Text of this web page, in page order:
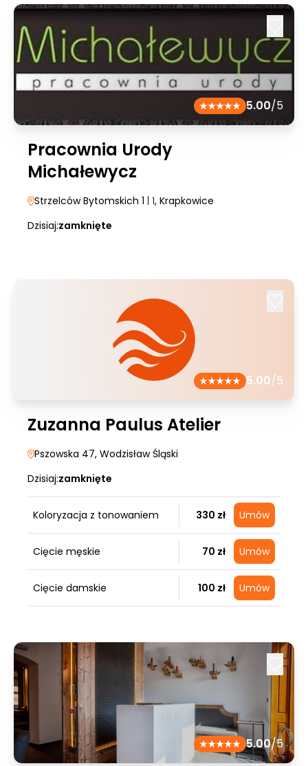
5.00/5
Pracownia Urody
Michałewycz
Strzelców Bytomskich 1 | 1, Krapkowice
Dzisiaj:zamknięte
5.00/5
Zuzanna Paulus Atelier
Pszowska 47, Wodzisław Śląski
Dzisiaj:zamknięte
Koloryzacja z tonowaniem 330 zł Umów
Cięcie męskie 70 zł Umów
Cięcie damskie 100 zł Umów
5.00/5